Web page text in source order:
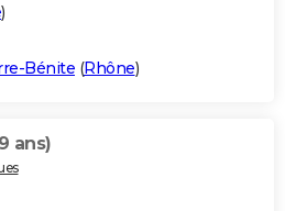
)
Bénite (Rhône)
ans)